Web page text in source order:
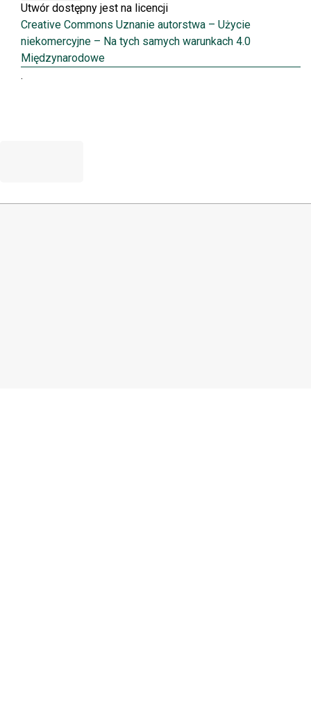
Utwór dostępny jest na licencji
Creative Commons Uznanie autorstwa – Użycie
niekomercyjne – Na tych samych warunkach 4.0
Międzynarodowe
.